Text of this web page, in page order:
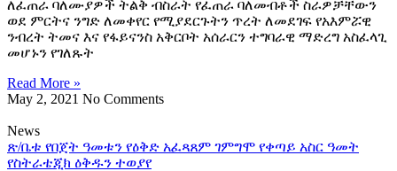
ለፈጠራ ባለሙያዎች ትልቅ ብስራት የፈጠራ ባለመብቶች ስራዎቻቸውን
ወደ ምርትና ንግድ ለመቀየር የሚያደርጉትን ጥረት ለመደገፍ የአእምሯዊ
ንብረት ትመና እና የፋይናንስ አቅርቦት አሰራርን ተግባራዊ ማድረግ አስፈላጊ
መሆኑን የገለጹት
Read More »
May 2, 2021 No Comments
News
ጽ/ቤቱ የበጀት ዓመቱን የዕቅድ አፈጻጸም ገምግሞ የቀጣይ አስር ዓመት
የስትራቴጂክ ዕቅዱን ተወያየ